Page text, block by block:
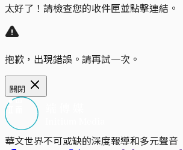
太好了！請檢查您的收件匣並點擊連結。
抱歉，出現錯誤。請再試一次。
關閉
華文世界不可或缺的深度報導和多元聲音